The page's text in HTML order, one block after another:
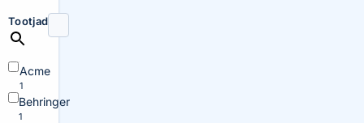
Tootjad
Acme
1
Behringer
1